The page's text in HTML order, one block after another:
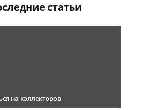
статьи
на коллекторов